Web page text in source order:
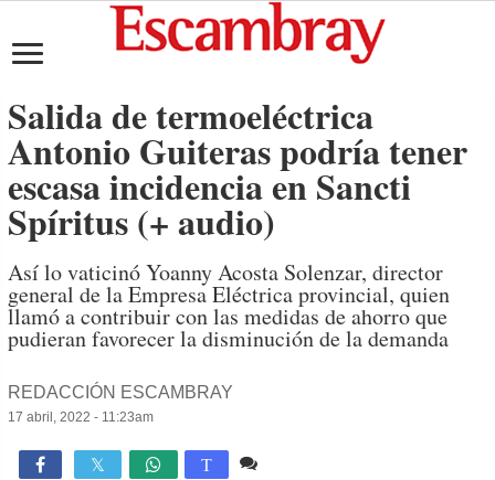
Salida de termoeléctrica
Antonio Guiteras podría tener
escasa incidencia en Sancti
Spíritus (+ audio)
Así lo vaticinó Yoanny Acosta Solenzar, director
general de la Empresa Eléctrica provincial, quien
llamó a contribuir con las medidas de ahorro que
pudieran favorecer la disminución de la demanda
REDACCIÓN ESCAMBRAY
17 abril, 2022 - 11:23am
 T